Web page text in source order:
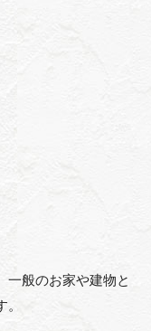
一般のお家や建物と